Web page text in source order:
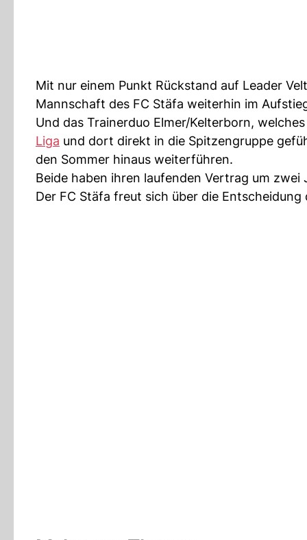
Mit nur einem Punkt Rückstand auf Leader
Mannschaft des FC Stäfa weiterhin im
Und das Trainerduo Elmer/Kelterborn,
Liga und dort direkt in die Spitzengruppe
den Sommer hinaus weiterführen.
Beide haben ihren laufenden Vertrag um zwei
Der FC Stäfa freut sich über die